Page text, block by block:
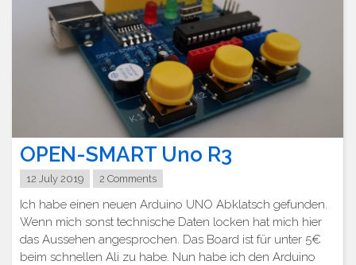
TF
Karte"
OPEN-SMART Uno R3
12 July 2019 2 Comments
Ich habe einen neuen Arduino UNO Abklatsch gefunden.
Wenn mich sonst technische Daten locken hat mich hier
das Aussehen angesprochen. Das Board ist für unter 5€
beim schnellen Ali zu habe. Nun habe ich den Arduino